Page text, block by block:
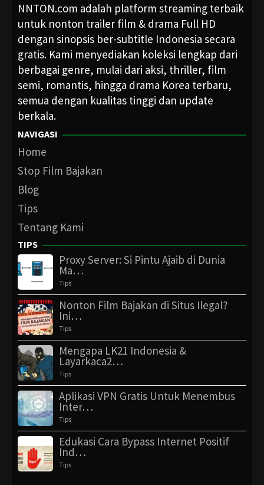
NNTON.com adalah platform streaming terbaik
untuk nonton trailer film & drama Full HD
dengan sinopsis ber-subtitle Indonesia secara
gratis. Kami menyediakan koleksi lengkap dari
berbagai genre, mulai dari aksi, thriller, film
semi, romantis, hingga drama Korea terbaru,
semua dengan kualitas tinggi dan update
berkala.
NAVIGASI
Home
Stop Film Bajakan
Blog
Tips
Tentang Kami
TIPS
Proxy Server: Si Pintu Ajaib di Dunia
Ma…
Tips
Nonton Film Bajakan di Situs Ilegal?
Ini…
Tips
Mengapa LK21 Indonesia &
Layarkaca2…
Tips
Aplikasi VPN Gratis Untuk Menembus
Inter…
Tips
Edukasi Cara Bypass Internet Positif
Ind…
Tips